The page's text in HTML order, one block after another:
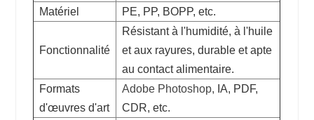
Matériel
PE, PP, BOPP, etc.
Fonctionnalité
Résistant à l'humidité, à l'huile
et aux rayures, durable et apte
au contact alimentaire.
Formats
d'œuvres d'art
Adobe Photoshop, IA, PDF,
CDR, etc.